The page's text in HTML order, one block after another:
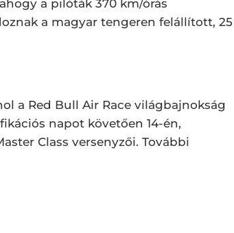
a pilóták 370 km/órás
a magyar tengeren felállított, 25
a Red Bull Air Race világbajnokság
napot követően 14-én,
Class versenyzői. További